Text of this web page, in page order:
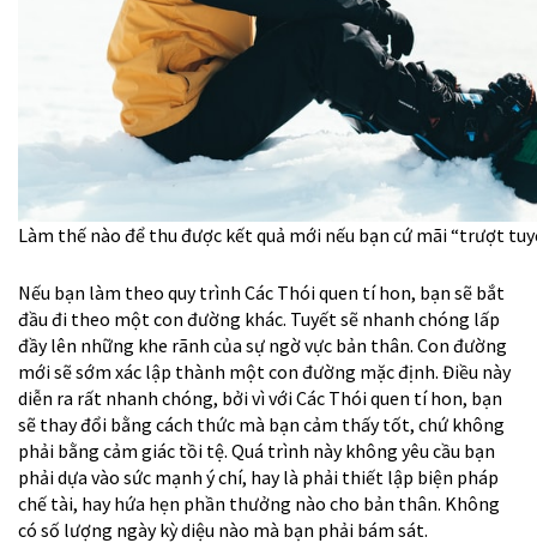
Làm thế nào để thu được kết quả mới nếu bạn cứ mãi “trượt
Nếu bạn làm theo quy trình Các Thói quen tí hon, bạn sẽ bắt
đầu đi theo một con đường khác. Tuyết sẽ nhanh chóng lấp
đầy lên những khe rãnh của sự ngờ vực bản thân. Con đường
mới sẽ sớm xác lập thành một con đường mặc định. Điều này
diễn ra rất nhanh chóng, bởi vì với Các Thói quen tí hon, bạn
sẽ thay đổi bằng cách thức mà bạn cảm thấy tốt, chứ không
phải bằng cảm giác tồi tệ. Quá trình này không yêu cầu bạn
phải dựa vào sức mạnh ý chí, hay là phải thiết lập biện pháp
chế tài, hay hứa hẹn phần thưởng nào cho bản thân. Không
có số lượng ngày kỳ diệu nào mà bạn phải bám sát.